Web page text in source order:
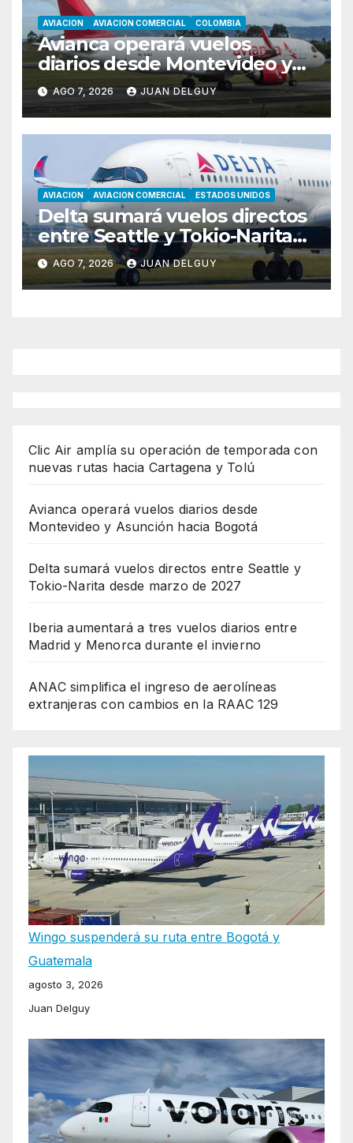
AVIACION AVIACION COMERCIAL COLOMBIA
Avianca operará vuelos
diarios desde Montevideo y
Asunción hacia Bogotá
AGO 7, 2026 JUAN DELGUY
AVIACION AVIACION COMERCIAL ESTADOS UNIDOS
Delta sumará vuelos directos
entre Seattle y Tokio-Narita
desde marzo de 2027
AGO 7, 2026 JUAN DELGUY
Clic Air amplía su operación de temporada con
nuevas rutas hacia Cartagena y Tolú
Avianca operará vuelos diarios desde
Montevideo y Asunción hacia Bogotá
Delta sumará vuelos directos entre Seattle y
Tokio-Narita desde marzo de 2027
Iberia aumentará a tres vuelos diarios entre
Madrid y Menorca durante el invierno
ANAC simplifica el ingreso de aerolíneas
extranjeras con cambios en la RAAC 129
Wingo suspenderá su ruta entre Bogotá y
Guatemala
agosto 3, 2026
Juan Delguy